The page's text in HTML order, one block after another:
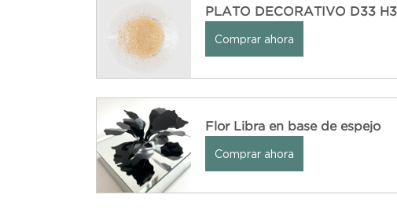
PLATO DECORATIVO D33 H3
Comprar ahora
Flor Libra en base de espejo
Comprar ahora